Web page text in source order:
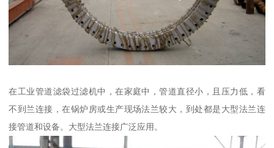
在工业管道滤袋过滤机中，在家庭中，管道直径小，且压力低，看
不到兰连接，在锅炉房或生产现场法兰较大，到处都是大型法兰连
接管道和设备。大型法兰连接广泛应用。